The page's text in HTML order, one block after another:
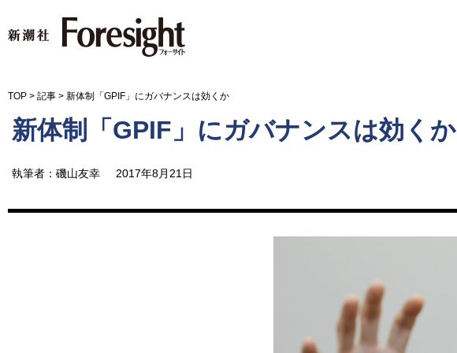
TOP > 記事 > 新体制「GPIF」にガバナンスは効くか
新体制「GPIF」にガバナンスは効くか
執筆者：磯山友幸 2017年8月21日